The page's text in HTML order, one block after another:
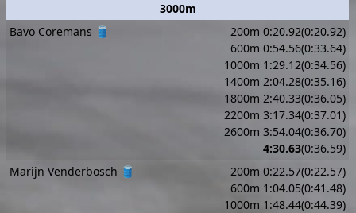
3000m
Bavo Coremans 🛢️
200m 0:20.92(0:20.92)
600m 0:54.56(0:33.64)
1000m 1:29.12(0:34.56)
1400m 2:04.28(0:35.16)
1800m 2:40.33(0:36.05)
2200m 3:17.34(0:37.01)
2600m 3:54.04(0:36.70)
4:30.63(0:36.59)
Marijn Venderbosch 🛢️
200m 0:22.57(0:22.57)
600m 1:04.05(0:41.48)
1000m 1:48.44(0:44.39)